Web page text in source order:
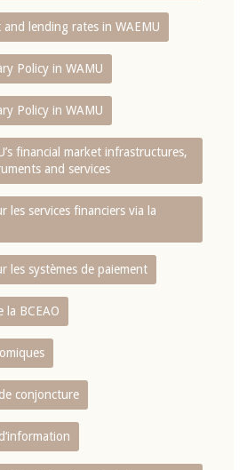
lending rates in WAEMU
Policy in WAMU
Policy in WAMU
financial market infrastructures,
and services
les services financiers via la
les systèmes de paiement
la BCEAO
conjoncture